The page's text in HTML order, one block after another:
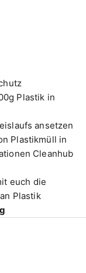
Plastik in
ansetzen
Plastikmüll in
Cleanhub
euch die
Plastik